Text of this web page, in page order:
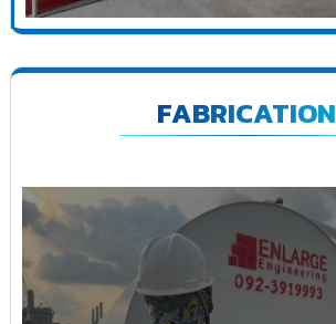
FABRICATION